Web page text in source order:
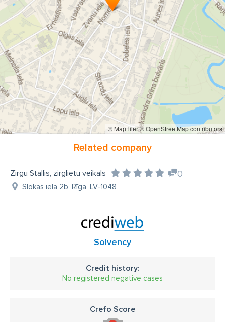
© MapTiler© OpenStreetMap contributors
Related company
Zirgu Stallis, zirglietu veikals 0
Slokas iela 2b, Rīga, LV-1048
Solvency
Credit history:
No registered negative cases
Crefo Score